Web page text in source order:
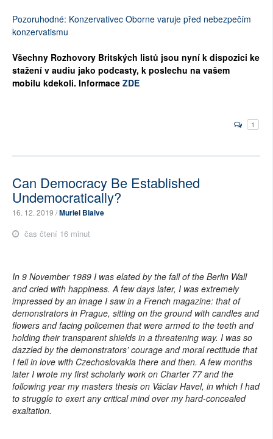
Pozoruhodné: Konzervativec Oborne varuje před nebezpečím
konzervatismu
Všechny Rozhovory Britských listů jsou nyní k dispozici ke
stažení v audiu jako podcasty, k poslechu na vašem
mobilu kdekoli. Informace ZDE
1
Can Democracy Be Established
Undemocratically?
16. 12. 2019 /Muriel Blaive
čas čtení 16 minut
In 9 November 1989 I was elated by the fall of the Berlin Wall
and cried with happiness. A few days later, I was extremely
impressed by an image I saw in a French magazine: that of
demonstrators in Prague, sitting on the ground with candles and
flowers and facing policemen that were armed to the teeth and
holding their transparent shields in a threatening way. I was so
dazzled by the demonstrators’ courage and moral rectitude that
I fell in love with Czechoslovakia there and then. A few months
later I wrote my first scholarly work on Charter 77 and the
following year my masters thesis on Václav Havel, in which I had
to struggle to exert any critical mind over my hard-concealed
exaltation.